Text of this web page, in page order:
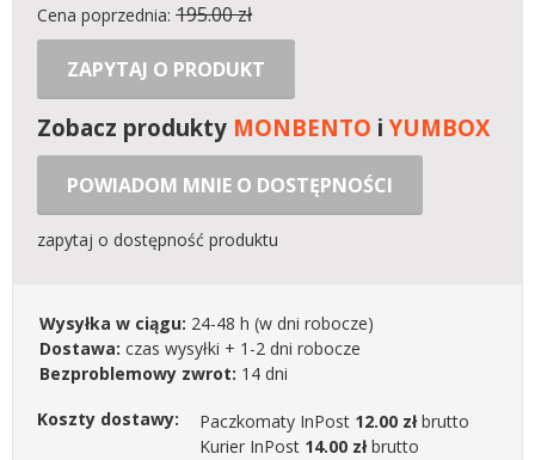
Cena poprzednia: 195.00 zł
ZAPYTAJ O PRODUKT
Zobacz produkty MONBENTO iYUMBOX
POWIADOM MNIE O DOSTĘPNOŚCI
zapytaj o dostępność produktu
Wysyłka w ciągu: 24-48 h (w dni robocze)
Dostawa: czas wysyłki + 1-2 dni robocze
Bezproblemowy zwrot: 14 dni
Koszty dostawy:
Paczkomaty InPost 12.00 złbrutto
Kurier InPost 14.00 złbrutto